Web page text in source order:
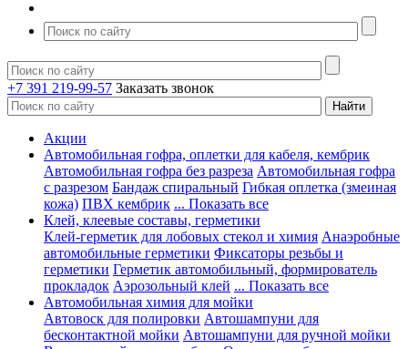
+7 391 219-99-57 Заказать звонок
Акции
Автомобильная гофра, оплетки для кабеля, кембрик
Автомобильная гофра без разреза Автомобильная гофра
с разрезом Бандаж спиральный Гибкая оплетка (змеиная
кожа) ПВХ кембрик ... Показать все
Клей, клеевые составы, герметики
Клей-герметик для лобовых стекол и химия Анаэробные
автомобильные герметики Фиксаторы резьбы и
герметики Герметик автомобильный, формирователь
прокладок Аэрозольный клей ... Показать все
Автомобильная химия для мойки
Автовоск для полировки Автошампуни для
бесконтактной мойки Автошампуни для ручной мойки